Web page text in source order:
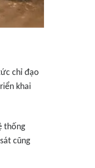
chỉ đạo
khai
thống
cũng